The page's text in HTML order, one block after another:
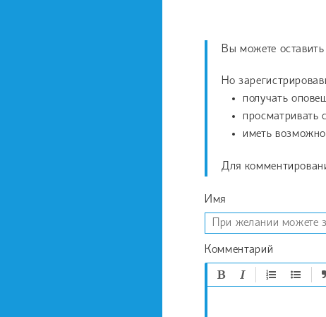
Вы можете
Но
получать
просматривать
иметь
Для
Имя
Комментарий